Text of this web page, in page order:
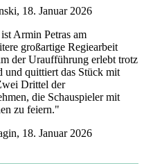
18. Januar 2026
Armin Petras am
großartige Regiearbeit
der Uraufführung erlebt trotz
und quittiert das Stück mit
Drittel der
die Schauspieler mit
zu feiern."
18. Januar 2026